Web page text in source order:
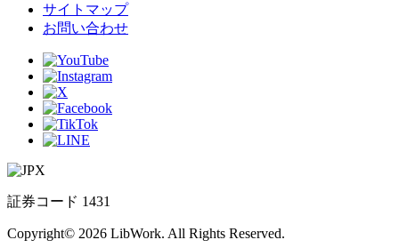
サイトマップ
お問い合わせ
証券コード 1431
Copyright© 2026 LibWork. All Rights Reserved.